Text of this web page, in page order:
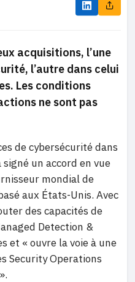
acquisitions, l’une
l’autre dans celui
Les conditions
ne sont pas
de cybersécurité dans
signé un accord en vue
mondial de
aux États-Unis. Avec
des capacités de
Detection &
et « ouvre la voie à une
Security Operations